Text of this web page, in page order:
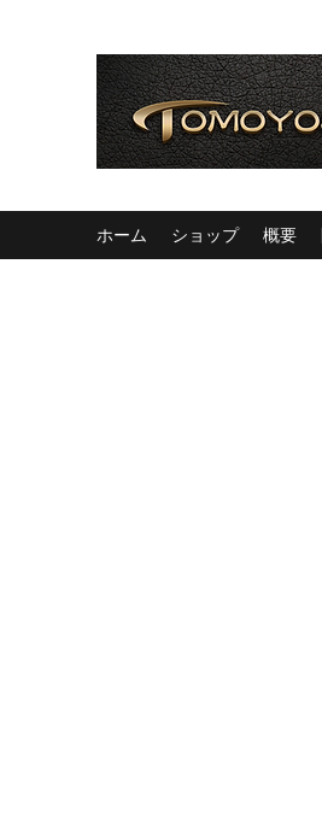
ホーム ショップ 概要